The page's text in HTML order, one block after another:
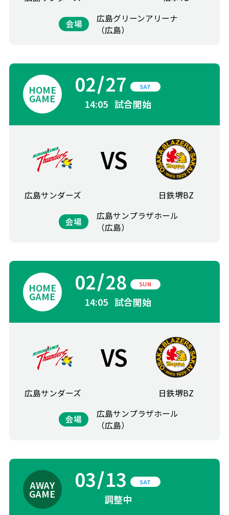
会場
広島グリーンアリーナ
（広島）
02 27 SAT
14:05 試合開始
広島サンダーズ
VS
日鉄堺BZ
会場
広島サンプラザホール
（広島）
02 28 SUN
14:05 試合開始
広島サンダーズ
VS
日鉄堺BZ
会場
広島サンプラザホール
（広島）
03 13 SAT
調整中